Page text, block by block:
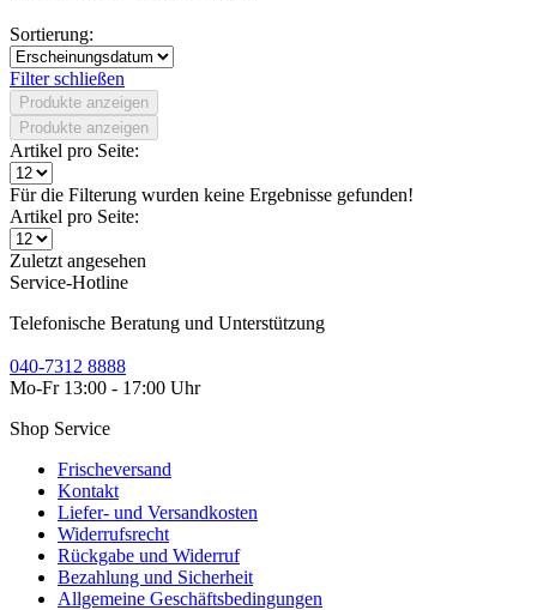
Sortierung:
Filter schließen
Produkte anzeigen
Produkte anzeigen
Artikel pro Seite:
Für die Filterung wurden keine Ergebnisse gefunden!
Artikel pro Seite:
Zuletzt angesehen
Service-Hotline
Telefonische Beratung und Unterstützung
040-7312 8888
Mo-Fr 13:00 - 17:00 Uhr
Shop Service
Frischeversand
Kontakt
Liefer- und Versandkosten
Widerrufsrecht
Rückgabe und Widerruf
Bezahlung und Sicherheit
Allgemeine Geschäftsbedingungen